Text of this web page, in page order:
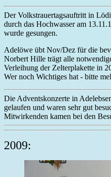
Der Volkstrauertagsauftritt in
durch das Hochwasser am
wurde gesungen.
Adelöwe übt Nov/Dez für die
Norbert Hille trägt alle
Verleihung der Zelterplakette in
Wer noch Wichtiges hat - bitte
Die Adventskonzerte in
gelaufen und waren sehr gut
Mitwirkenden kamen bei den
2009: